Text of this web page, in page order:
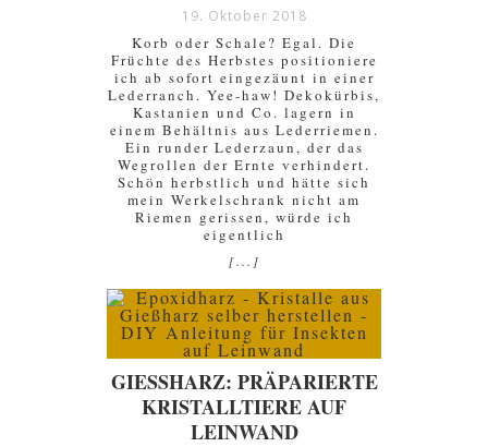
19. Oktober 2018
Korb oder Schale? Egal. Die
Früchte des Herbstes positioniere
ich ab sofort eingezäunt in einer
Lederranch. Yee-haw! Dekokürbis,
Kastanien und Co. lagern in
einem Behältnis aus Lederriemen.
Ein runder Lederzaun, der das
Wegrollen der Ernte verhindert.
Schön herbstlich und hätte sich
mein Werkelschrank nicht am
Riemen gerissen, würde ich
eigentlich
[...]
GIESSHARZ: PRÄPARIERTE
KRISTALLTIERE AUF
LEINWAND